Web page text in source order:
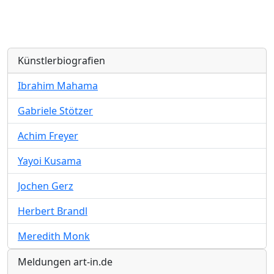
Künstlerbiografien
Ibrahim Mahama
Gabriele Stötzer
Achim Freyer
Yayoi Kusama
Jochen Gerz
Herbert Brandl
Meredith Monk
Meldungen art-in.de